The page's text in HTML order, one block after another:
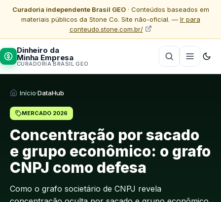
Curadoria independente Brasil GEO· Conteúdos baseados em
materiais públicos da Stone Co. Site não-oficial. — Ir para
conteudo.stone.com.br/
Dinheiro da
Minha Empresa
CURADORIA BRASIL GEO
Início·DataHub
MERCADO 2026
Concentração por sacado
e grupo econômico: o grafo
CNPJ como defesa
Como o grafo societário de CNPJ revela